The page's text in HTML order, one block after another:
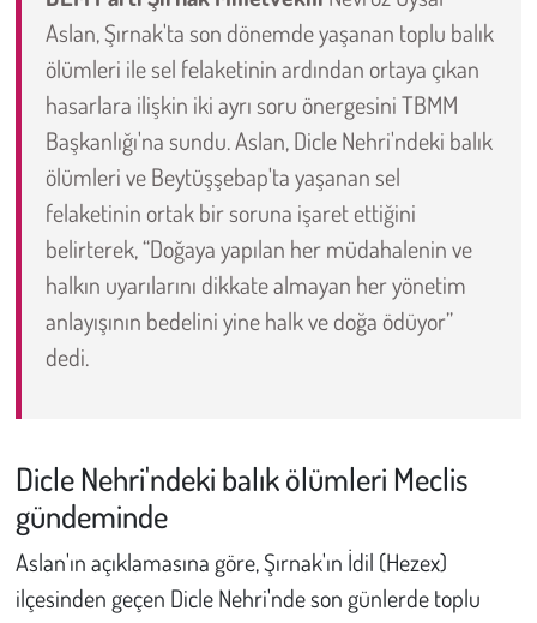
Aslan, Şırnak'ta son dönemde yaşanan toplu balık
ölümleri ile sel felaketinin ardından ortaya çıkan
hasarlara ilişkin iki ayrı soru önergesini TBMM
Başkanlığı'na sundu. Aslan, Dicle Nehri'ndeki balık
ölümleri ve Beytüşşebap'ta yaşanan sel
felaketinin ortak bir soruna işaret ettiğini
belirterek, “Doğaya yapılan her müdahalenin ve
halkın uyarılarını dikkate almayan her yönetim
anlayışının bedelini yine halk ve doğa ödüyor”
dedi.
Dicle Nehri'ndeki balık ölümleri Meclis
gündeminde
Aslan'ın açıklamasına göre, Şırnak'ın İdil (Hezex)
ilçesinden geçen Dicle Nehri'nde son günlerde toplu
Çevre
Galeri
Günün İçinden
Vefat İlanları
Tarih
Hukuk
Son Dakika
Eğlence